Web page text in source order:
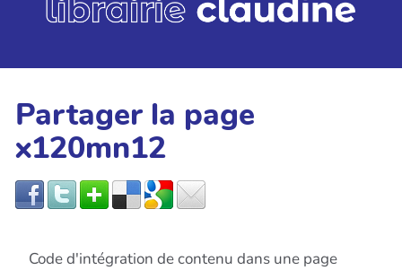
Partager la page
x120mn12
Code d'intégration de contenu dans une page